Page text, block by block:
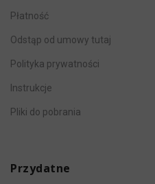
Płatność
Odstąp od umowy tutaj
Polityka prywatności
Instrukcje
Pliki do pobrania
Przydatne